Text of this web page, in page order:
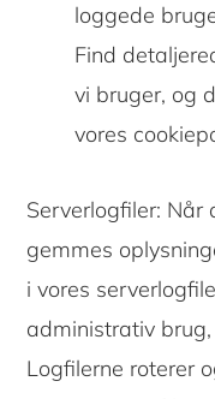
loggede
Find
vi bruger, og
vores
Serverlogfiler: Når
gemmes
i vores
administrativ
Logfilerne roterer